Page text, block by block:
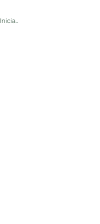
Iniciar sesión